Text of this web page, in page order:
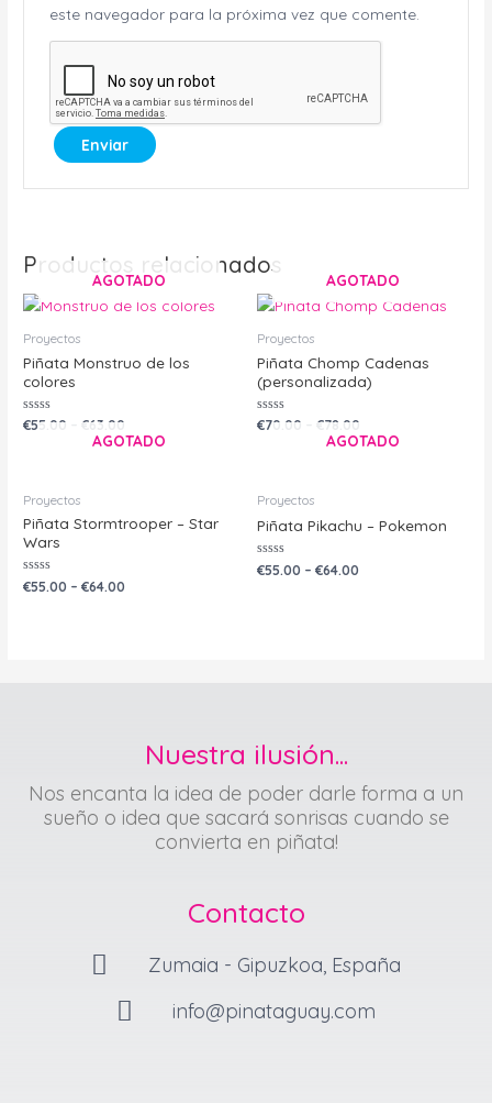
este navegador para la próxima vez que comente.
Productos relacionados
AGOTADO
Proyectos
Piñata Monstruo de los
colores
Valorado
€55.00 €63.00
AGOTADO
Proyectos
Piñata Chomp Cadenas
(personalizada)
Valorado
€70.00 €78.00
AGOTADO
Proyectos
Piñata Stormtrooper – Star
Wars
Valorado
con
€55.00 –€64.00
AGOTADO
Proyectos
Piñata Pikachu – Pokemon
Valorado
con
€55.00 – €64.00
Nuestra ilusión...
Nos encanta la idea de poder darle forma a un
sueño o idea que sacará sonrisas cuando se
convierta en piñata!
Contacto
Zumaia - Gipuzkoa, España
info@pinataguay.com